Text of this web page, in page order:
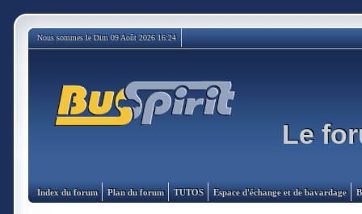
Nous sommes le Dim 09 Août 2026 16:24
Le
Index du forum Plan du forum TUTOS Espace d'échange et de bavardage